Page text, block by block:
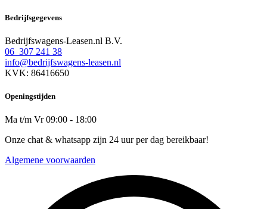
Bedrijfsgegevens
Bedrijfswagens-Leasen.nl B.V.
06 307 241 38
info@bedrijfswagens-leasen.nl
KVK: 86416650
Openingstijden
Ma t/m Vr 09:00 - 18:00
Onze chat & whatsapp zijn 24 uur per dag bereikbaar!
Algemene voorwaarden